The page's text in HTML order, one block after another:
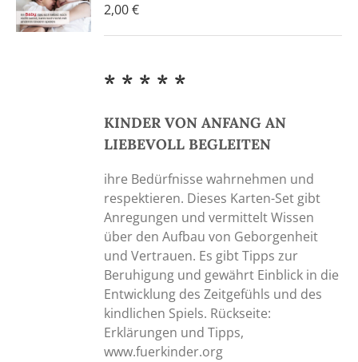
2,00€
* * * * *
KINDER VON ANFANG AN
LIEBEVOLL BEGLEITEN
ihre Bedürfnisse wahrnehmen und
respektieren. Dieses Karten-Set gibt
Anregungen und vermittelt Wissen
über den Aufbau von Geborgenheit
und Vertrauen. Es gibt Tipps zur
Beruhigung und gewährt Einblick in die
Entwicklung des Zeitgefühls und des
kindlichen Spiels. Rückseite:
Erklärungen und Tipps,
www.fuerkinder.org